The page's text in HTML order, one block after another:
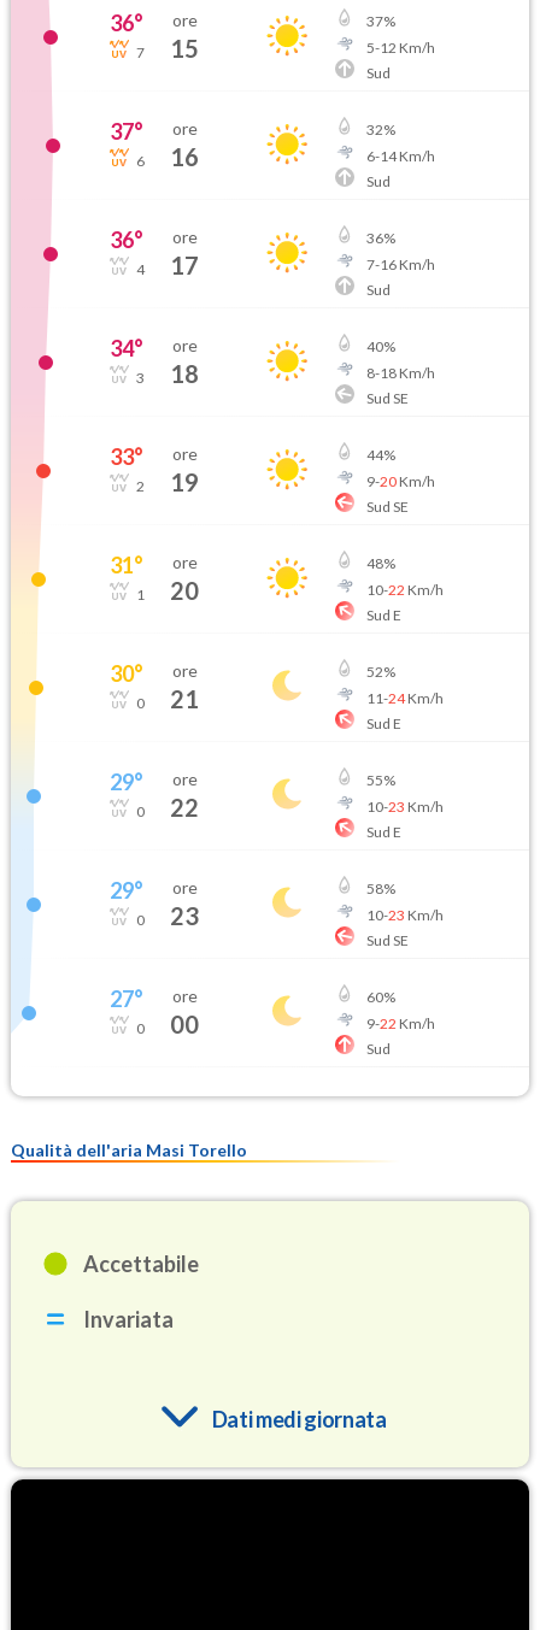
36°
7
ore
15
37%
5-12 Km/h
Sud
37°
6
ore
16
32%
6-14Km/h
Sud
36°
4
ore
17
36%
7-16Km/h
Sud
34°
3
ore
18
40%
8-18Km/h
Sud SE
33°
2
ore
19
44%
9-20Km/h
Sud SE
31°
1
ore
20
48%
10-22 Km/h
Sud E
30°
0
ore
21
52%
11-24Km/h
Sud E
29°
0
ore
22
55%
10-23 Km/h
Sud E
29°
0
ore
23
58%
10-23 Km/h
Sud SE
27°
0
ore
00
60%
9-22 Km/h
Sud
Qualità dell'aria Masi Torello
Accettabile
Invariata
Dati medi giornata